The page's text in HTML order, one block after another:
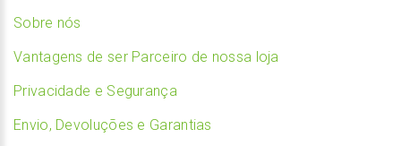
Sobre nós
Vantagens de ser Parceiro de nossa loja
Privacidade e Segurança
Envio, Devoluções e Garantias